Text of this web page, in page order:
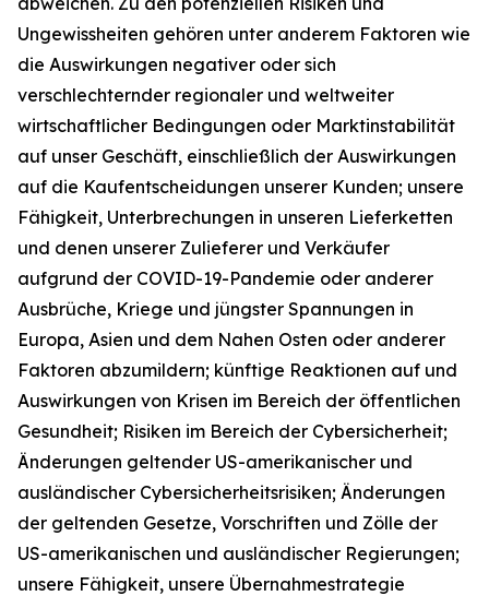
Ungewissheiten gehören unter anderem Faktoren wie
die Auswirkungen negativer oder sich
verschlechternder regionaler und weltweiter
wirtschaftlicher Bedingungen oder Marktinstabilität
auf unser Geschäft, einschließlich der Auswirkungen
auf die Kaufentscheidungen unserer Kunden; unsere
Fähigkeit, Unterbrechungen in unseren Lieferketten
und denen unserer Zulieferer und Verkäufer
aufgrund der COVID-19-Pandemie oder anderer
Ausbrüche, Kriege und jüngster Spannungen in
Europa, Asien und dem Nahen Osten oder anderer
Faktoren abzumildern; künftige Reaktionen auf und
Auswirkungen von Krisen im Bereich der öffentlichen
Gesundheit; Risiken im Bereich der Cybersicherheit;
Änderungen geltender US-amerikanischer und
ausländischer Cybersicherheitsrisiken; Änderungen
der geltenden Gesetze, Vorschriften und Zölle der
US-amerikanischen und ausländischer Regierungen;
unsere Fähigkeit, unsere Übernahmestrategie